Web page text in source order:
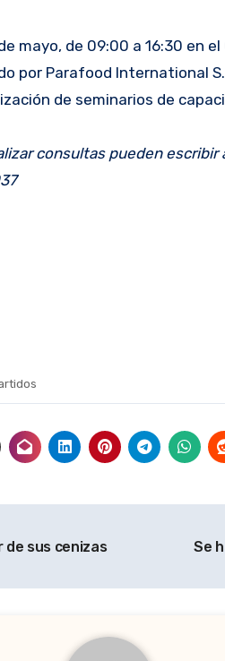
mayo, de 09:00 a 16:30 en
por Parafood International
de seminarios de
consultas pueden
de sus cenizas Se